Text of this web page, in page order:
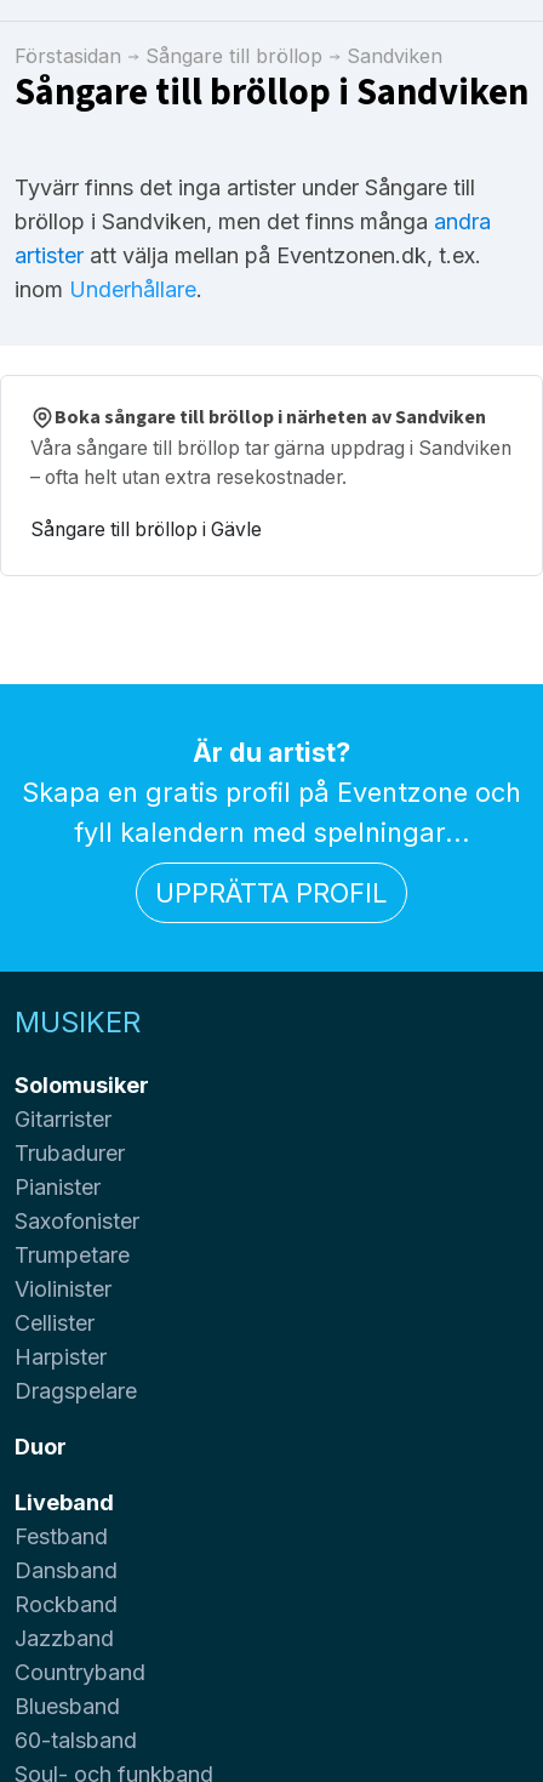
Förstasidan Sångare till bröllop Sandviken
Sångare till bröllop i Sandviken
Tyvärr finns det inga artister under Sångare till
bröllop i Sandviken, men det finns många andra
artister att välja mellan på Eventzonen.dk, t.ex.
inom Underhållare.
Boka sångare till bröllop i närheten av Sandviken
Våra sångare till bröllop tar gärna uppdrag i Sandviken
– ofta helt utan extra resekostnader.
Sångare till bröllop i Gävle
Är du artist?
Skapa en gratis profil på Eventzone och
fyll kalendern med spelningar...
UPPRÄTTA PROFIL
MUSIKER
Solomusiker
Gitarrister
Trubadurer
Pianister
Saxofonister
Trumpetare
Violinister
Cellister
Harpister
Dragspelare
Duor
Liveband
Festband
Dansband
Rockband
Jazzband
Countryband
Bluesband
60-talsband
Soul- och funkband